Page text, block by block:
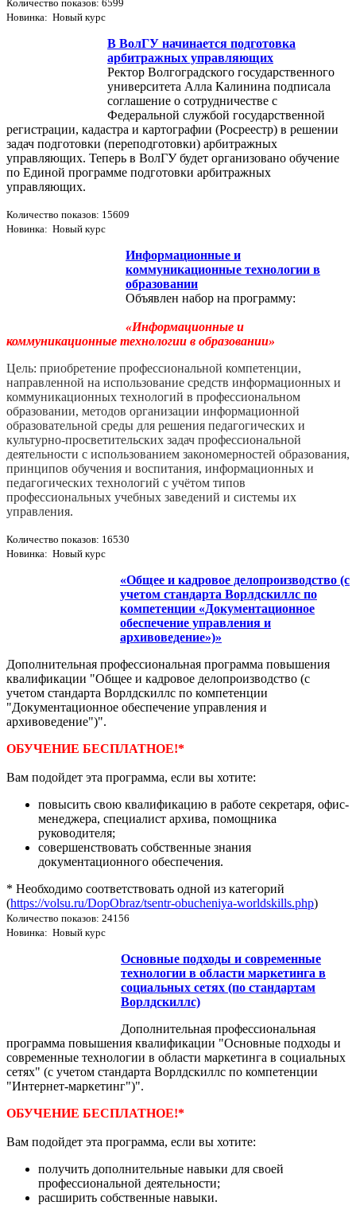
Количество показов: 6599
Новинка: Новый курс
В ВолГУ начинается подготовка
арбитражных управляющих
Ректор Волгоградского государственного
университета Алла Калинина подписала
соглашение о сотрудничестве с
Федеральной службой государственной
регистрации, кадастра и картографии (Росреестр) в решении
задач подготовки (переподготовки) арбитражных
управляющих. Теперь в ВолГУ будет организовано обучение
по Единой программе подготовки арбитражных
управляющих.
Количество показов: 15609
Новинка: Новый курс
Информационные и
коммуникационные технологии в
образовании
Объявлен набор на программу:
«Информационные и
коммуникационные технологии в образовании»
Цель: приобретение профессиональной компетенции,
направленной на использование средств информационных и
коммуникационных технологий в профессиональном
образовании, методов организации информационной
образовательной среды для решения педагогических и
культурно-­просветительских задач профессиональной
деятельности с использованием закономерностей образования,
принципов обучения и воспитания, информационных и
педагогических технологий с учётом типов
профессиональных учебных заведений и системы их
управления.
Количество показов: 16530
Новинка: Новый курс
«Общее и кадровое делопроизводство (с
учетом стандарта Ворлдскиллс по
компетенции «Документационное
обеспечение управления и
архивоведение»)»
Дополнительная профессиональная программа повышения
квалификации "Общее и кадровое делопроизводство (с
учетом стандарта Ворлдскиллс по компетенции
"Документационное обеспечение управления и
архивоведение")".
ОБУЧЕНИЕ БЕСПЛАТНОЕ!*
Вам подойдет эта программа, если вы хотите:
повысить свою квалификацию в работе секретаря, офис-
менеджера, специалист архива, помощника
руководителя;
совершенствовать собственные знания
документационного обеспечения.
* Необходимо соответствовать одной из категорий
(https://volsu.ru/DopObraz/tsentr-obucheniya-worldskills.php)
Количество показов: 24156
Новинка: Новый курс
Основные подходы и современные
технологии в области маркетинга в
социальных сетях (по стандартам
Ворлдскиллс)
Дополнительная профессиональная
программа повышения квалификации "Основные подходы и
современные технологии в области маркетинга в социальных
сетях" (с учетом стандарта Ворлдскиллс по компетенции
"Интернет-маркетинг")".
ОБУЧЕНИЕ БЕСПЛАТНОЕ!*
Вам подойдет эта программа, если вы хотите:
получить дополнительные навыки для своей
профессиональной деятельности;
расширить собственные навыки.